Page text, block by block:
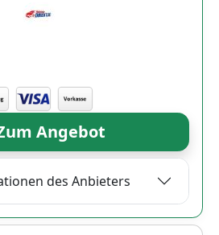
Angebot
des Anbieters